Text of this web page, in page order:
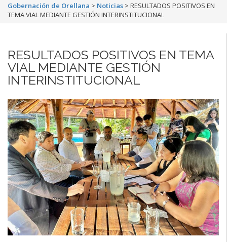
Gobernación de Orellana > Noticias > RESULTADOS POSITIVOS EN
TEMA VIAL MEDIANTE GESTIÓN INTERINSTITUCIONAL
RESULTADOS POSITIVOS EN TEMA
VIAL MEDIANTE GESTIÓN
INTERINSTITUCIONAL